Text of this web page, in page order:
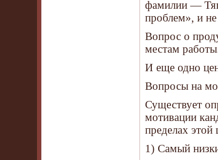
фамилии —
проблем», и не
Вопрос о
местам
И еще одно
Вопросы на
Существует
мотивации
пределах
1) Самый